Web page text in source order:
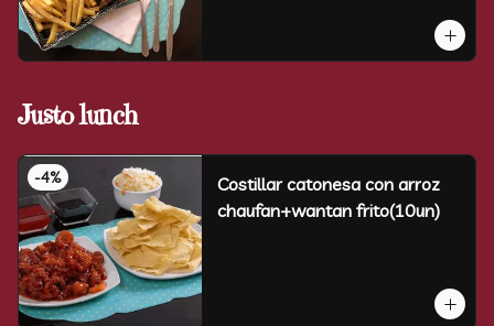
Justo lunch
-4%
Costillar catonesa con arroz
chaufan+wantan frito(10un)